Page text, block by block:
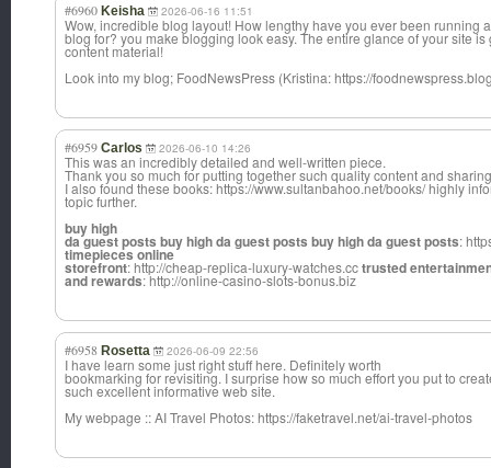
#6960 Keisha 2026-06-16 11:51
Wow, incredible blog layout! How lengthy have you ever been running a
blog for? you make blogging look easy. The entire glance of your site is
content material!
Look into my blog; FoodNewsPress (Kristina: https://
#6959 Carlos 2026-06-10 14:26
This was an incredibly detailed and well-written piece.
Thank you so much for putting together such quality content and
I also found these books: https://www.sultanbahoo.net/books/ highly
topic further.
buy high
da guest posts buy high da guest posts buy high da guest posts:
timepieces online
storefront: http://cheap-replica-luxury-watches.cctrusted
and rewards: http://online-casino-slots-bonus.biz
#6958 Rosetta 2026-06-09 22:56
I have learn some just right stuff here. Definitely worth
bookmarking for revisiting. I surprise how so much effort you put to
such excellent informative web site.
My webpage :: AI Travel Photos: https://faketravel.net/ai-travel-photos